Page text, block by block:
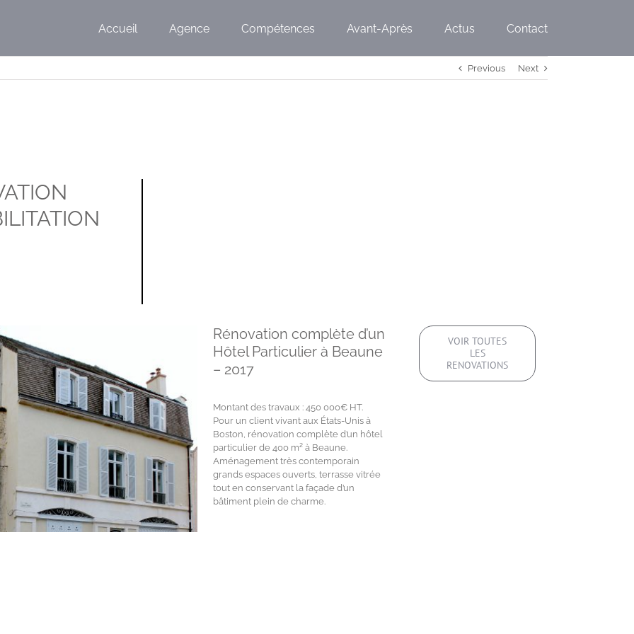
Accueil Agence Compétences Avant-Après Actus Contact
Previous Next
Rénovation complète d’un
Hôtel Particulier à Beaune
– 2017
Montant des travaux : 450 000€ HT.
Pour un client vivant aux États-Unis à
Boston, rénovation complète d’un hôtel
particulier de 400 m² à Beaune.
Aménagement très contemporain
grands espaces ouverts, terrasse vitrée
tout en conservant la façade d’un
bâtiment plein de charme.
VOIR TOUTES
LES
RENOVATIONS